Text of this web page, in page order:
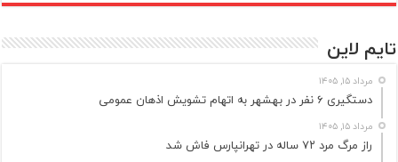
تایم لاین
مرداد ۱۵, ۱۴۰۵
دستگیری ۶ نفر در بهشهر به اتهام تشویش اذهان عمومی
مرداد ۱۵, ۱۴۰۵
راز مرگ مرد ۷۲ ساله در تهرانپارس فاش شد